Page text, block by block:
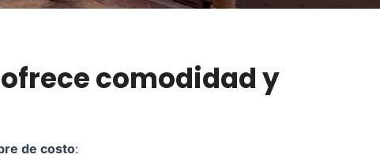
comodidad y
de costo: